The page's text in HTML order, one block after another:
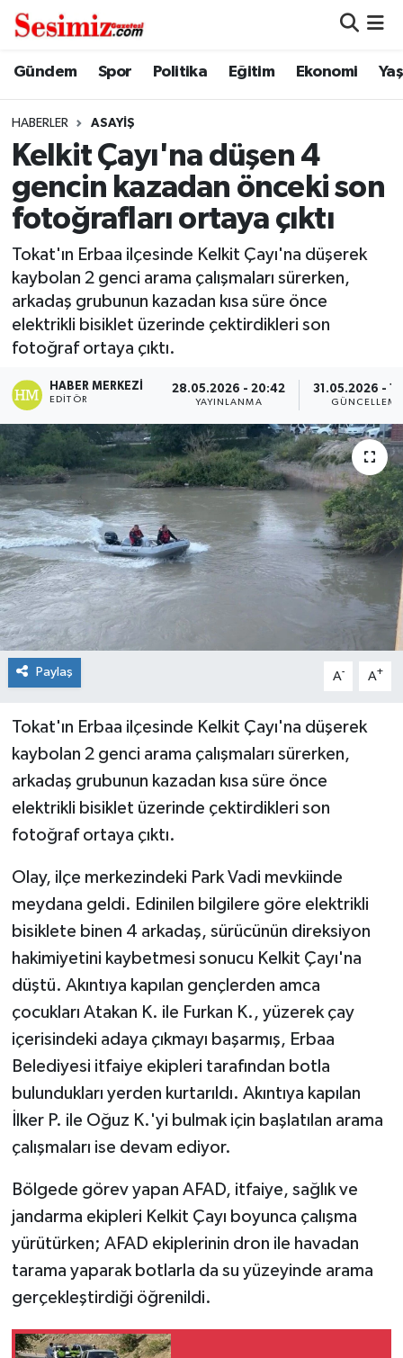
Gündem Spor Politika Eğitim Ekonomi
HABERLER ASAYIŞ
Kelkit Çayı'na düşen 4
gencin kazadan önceki son
fotoğrafları ortaya çıktı
Tokat'ın Erbaa ilçesinde Kelkit Çayı'na düşerek
kaybolan 2 genci arama çalışmaları sürerken,
arkadaş grubunun kazadan kısa süre önce
elektrikli bisiklet üzerinde çektirdikleri son
fotoğraf ortaya çıktı.
HABER MERKEZI
EDITÖR
28.05.2026 - 20:42
YAYINLANMA
31.05.2026 -
GÜNCELLEME
Paylaş A- A+
Tokat'ın Erbaa ilçesinde Kelkit Çayı'na düşerek
kaybolan 2 genci arama çalışmaları sürerken,
arkadaş grubunun kazadan kısa süre önce
elektrikli bisiklet üzerinde çektirdikleri son
fotoğraf ortaya çıktı.
Olay, ilçe merkezindeki Park Vadi mevkiinde
meydana geldi. Edinilen bilgilere göre elektrikli
bisiklete binen 4 arkadaş, sürücünün direksiyon
hakimiyetini kaybetmesi sonucu Kelkit Çayı'na
düştü. Akıntıya kapılan gençlerden amca
çocukları Atakan K. ile Furkan K., yüzerek çay
içerisindeki adaya çıkmayı başarmış, Erbaa
Belediyesi itfaiye ekipleri tarafından botla
bulundukları yerden kurtarıldı. Akıntıya kapılan
İlker P. ile Oğuz K.'yi bulmak için başlatılan arama
çalışmaları ise devam ediyor.
Bölgede görev yapan AFAD, itfaiye, sağlık ve
jandarma ekipleri Kelkit Çayı boyunca çalışma
yürütürken; AFAD ekiplerinin dron ile havadan
tarama yaparak botlarla da su yüzeyinde arama
gerçekleştirdiği öğrenildi.
Dünya
Ekonomi
Genel
Gündem
Magazin
Politika
Sağlık
Spor
Teknoloji
Tokat Haberleri
Yaşam
Nöbetçi Eczaneler
Hava Durumu
Namaz Vakitleri
Trafik Durumu
Süper Lig Puan Durumu ve Fikstür
Tüm Manşetler
Son Dakika Haberleri
Haber Arşivi